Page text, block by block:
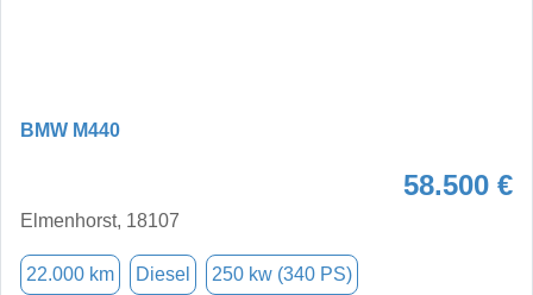
BMW M440
58.500 €
Elmenhorst, 18107
22.000 km Diesel 250 kw (340 PS)